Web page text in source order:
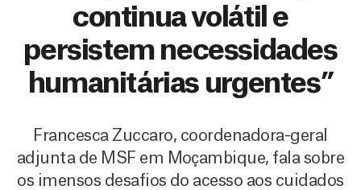
continua volátil e
persistem necessidades
humanitárias urgentes”
Francesca Zuccaro, coordenadora-geral
adjunta de MSF em Moçambique, fala sobre
os imensos desafios do acesso aos cuidados